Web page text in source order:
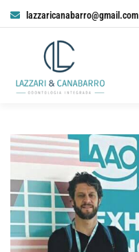
lazzaricanabarro@gmail.com